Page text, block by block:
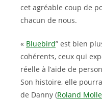
cet agréable coup de
chacun de nous.
« Bluebird” est bien
cohérents, ceux qui
réelle à l’aide de
Son histoire, elle
de Danny (Roland